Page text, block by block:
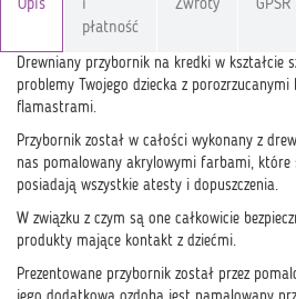
Opis
i
płatność
Zwroty GPSR
Drewniany przybornik na kredki w kształcie
problemy Twojego dziecka z porozrzucanymi
flamastrami.
Przybornik został w całości wykonany z
nas pomalowany akrylowymi farbami, które
posiadają wszystkie atesty i dopuszczenia.
W związku z czym są one całkowicie
produkty mające kontakt z dziećmi.
Prezentowane przybornik został przez